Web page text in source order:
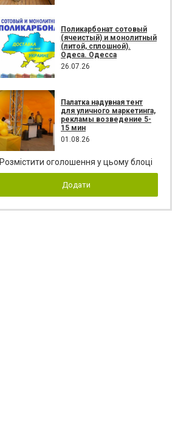
Поликарбонат сотовый
(ячеистый) и монолитный
(литой, сплошной).
Одеса. Одесса
26.07.26
Палатка надувная тент
для уличного маркетинга,
рекламы возведение 5-
15 мин
01.08.26
Розмістити оголошення у цьому блоці
Додати